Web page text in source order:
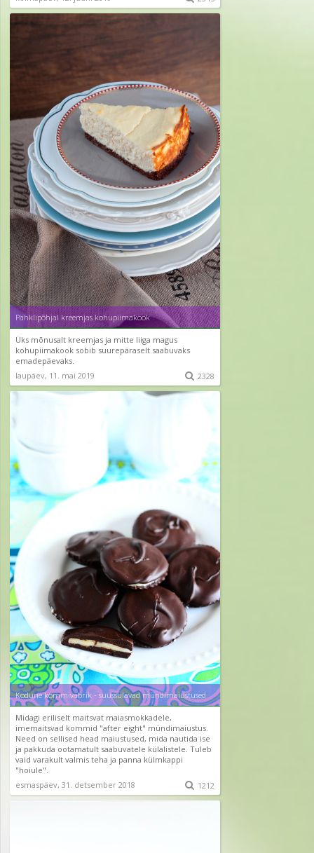
Pähklipõhjal kreemjas kohupiimakook
Üks mõnusalt kreemjas ja mitte liiga magus
kohupiimakook sobib suurepäraselt saabuvaks
emadepäevaks.
laupäev, 11. mai 2019
 2328
Kodune kommivabrik - suussulavad mündimaiustused
Midagi eriliselt maitsvat maiasmokkadele,
imemaitsvad kommid "after eight" mündimaiustus.
Need on sellised head maiustused, mida nautida ise
ja pakkuda ootamatult saabuvatele külalistele. Tuleb
vaid varakult valmis teha ja panna külmkappi
"hoiule".
esmaspäev, 31. detsember 2018
 1212